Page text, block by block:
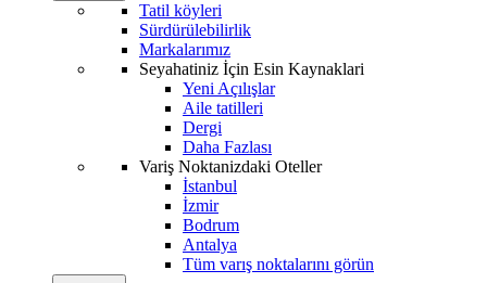
Tatil köyleri
Sürdürülebilirlik
Markalarımız
Seyahatiniz İçin Esin Kaynaklari
Yeni Açılışlar
Aile tatilleri
Dergi
Daha Fazlası
Variş Noktanizdaki Oteller
İstanbul
İzmir
Bodrum
Antalya
Tüm varış noktalarını görün